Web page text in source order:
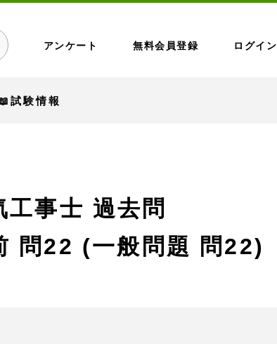
アンケート 無料会員登録 ログイン
試験情報
工事士 過去問
問22 (一般問題 問22)